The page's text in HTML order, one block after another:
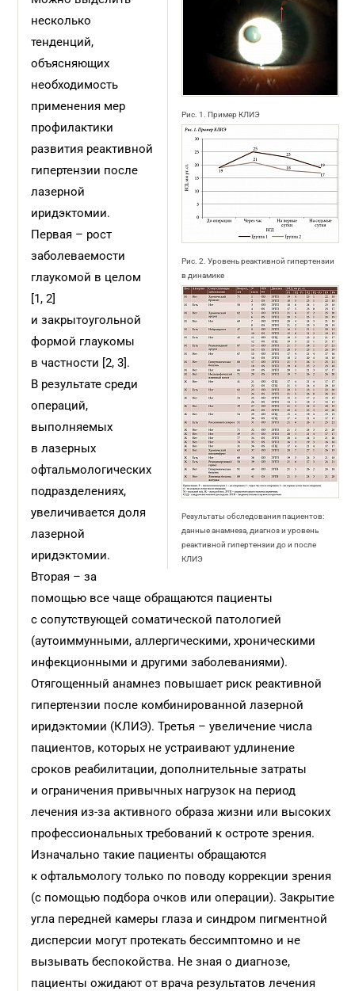
Рис. 1. Пример КЛИЭ
Рис. 2. Уровень реактивной гипертензии
в динамике
Результаты обследования пациентов:
данные анамнеза, диагноз и уровень
реактивной гипертензии до и после
КЛИЭ
несколько
тенденций,
объясняющих
необходимость
применения мер
профилактики
развития реактивной
гипертензии после
лазерной
иридэктомии.
Первая – рост
заболеваемости
глаукомой в целом
[1, 2]
и закрытоугольной
формой глаукомы
в частности [2, 3].
В результате среди
операций,
выполняемых
в лазерных
офтальмологических
подразделениях,
увеличивается доля
лазерной
иридэктомии.
Вторая – за
помощью все чаще обращаются пациенты
с сопутствующей соматической патологией
(аутоиммунными, аллергическими, хроническими
инфекционными и другими заболеваниями).
Отягощенный анамнез повышает риск реактивной
гипертензии после комбинированной лазерной
иридэктомии (КЛИЭ). Третья – увеличение числа
пациентов, которых не устраивают удлинение
сроков реабилитации, дополнительные затраты
и ограничения привычных нагрузок на период
лечения из-за активного образа жизни или высоких
профессиональных требований к остроте зрения.
Изначально такие пациенты обращаются
к офтальмологу только по поводу коррекции зрения
(с помощью подбора очков или операции). Закрытие
угла передней камеры глаза и синдром пигментной
дисперсии могут протекать бессимптомно и не
вызывать беспокойства. Не зная о диагнозе,
пациенты ожидают от врача результатов лечения